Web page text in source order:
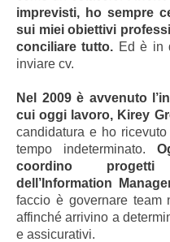
imprevisti, ho sempre
sui miei obiettivi
conciliare tutto. Ed è in
inviare cv.
Nel 2009 è avvenuto
cui oggi lavoro, Kirey
candidatura e ho
tempo indeterminato.
coordino progetti
dell’Information
faccio è governare team
affinché arrivino a
e assicurativi.